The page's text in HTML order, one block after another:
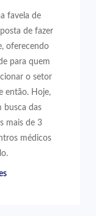
favela de
de fazer
oferecendo
para quem
o setor
então. Hoje,
busca das
mais de 3
médicos